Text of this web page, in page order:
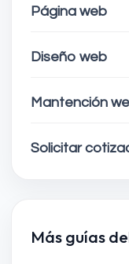
Página web
Diseño web
Mantención
Solicitar
Más guías